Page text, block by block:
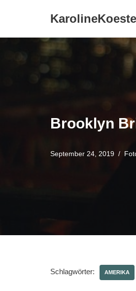
Inhalt
Brooklyn
September 24, 2019
Schlagwörter: AMERIKA